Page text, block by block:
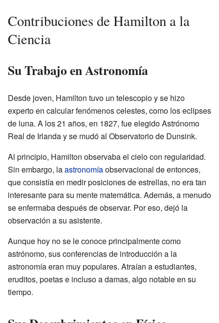
Contribuciones de Hamilton a la
Ciencia
Su Trabajo en Astronomía
Desde joven, Hamilton tuvo un telescopio y se hizo
experto en calcular fenómenos celestes, como los eclipses
de luna. A los 21 años, en 1827, fue elegido Astrónomo
Real de Irlanda y se mudó al Observatorio de Dunsink.
Al principio, Hamilton observaba el cielo con regularidad.
Sin embargo, laastronomíaobservacional de entonces,
que consistía en medir posiciones de estrellas, no era tan
interesante para su mente matemática. Además, a menudo
se enfermaba después de observar. Por eso, dejó la
observación a su asistente.
Aunque hoy no se le conoce principalmente como
astrónomo, sus conferencias de introducción a la
astronomía eran muy populares. Atraían a estudiantes,
eruditos, poetas e incluso a damas, algo notable en su
tiempo.